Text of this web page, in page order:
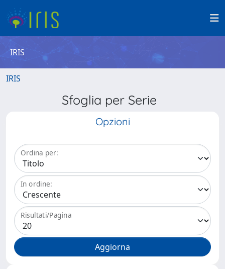
IRIS
IRIS
Sfoglia per Serie
Opzioni
Ordina per:
In ordine:
Risultati/Pagina